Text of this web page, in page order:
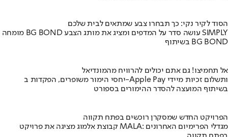
הסוד לקיר נקי: כך תבחרו צבע שמתאים לבית שלכם
מומחה BG BOND עושה סדר על המדפים ומציג את מותג הצבע SIMPLY
בשיתוף BG BOND
אל תחמיצו! גם אתם יכולים להרוויח מהמונדיאל
יחסי הימור משופרים, הפקדות ב-Apple Pay ותשלום זכיות מיידי
בשיתוף המועצה להסדר ההימורים בספורט
הפרויקט החדש שמסקרן רוכשים בפתח תקווה
קבוצת אלמוג מציגה את פרויקט MALA: מגדלי הפרימיום האחרונים